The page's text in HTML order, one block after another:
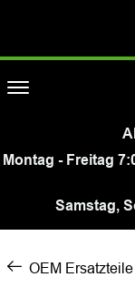
Montag - Freitag
Samstag,
OEM Ersatzteile